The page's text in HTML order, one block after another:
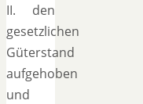
II. den
gesetzlichen
Güterstand
aufgehoben
und